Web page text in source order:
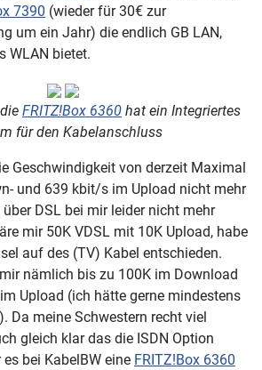
7390 (wieder für 30€ zur
um ein Jahr) die endlich GB LAN,
WLAN bietet.
FRITZ!Box 6360 hat ein Integriertes
für den Kabelanschluss
Geschwindigkeit von derzeit Maximal
und 639 kbit/s im Upload nicht mehr
DSL bei mir leider nicht mehr
mir 50K VDSL mit 10K Upload, habe
auf des (TV) Kabel entschieden.
nämlich bis zu 100K im Download
Upload (ich hätte gerne mindestens
Da meine Schwestern recht viel
gleich klar das die ISDN Option
bei KabelBW eine FRITZ!Box 6360